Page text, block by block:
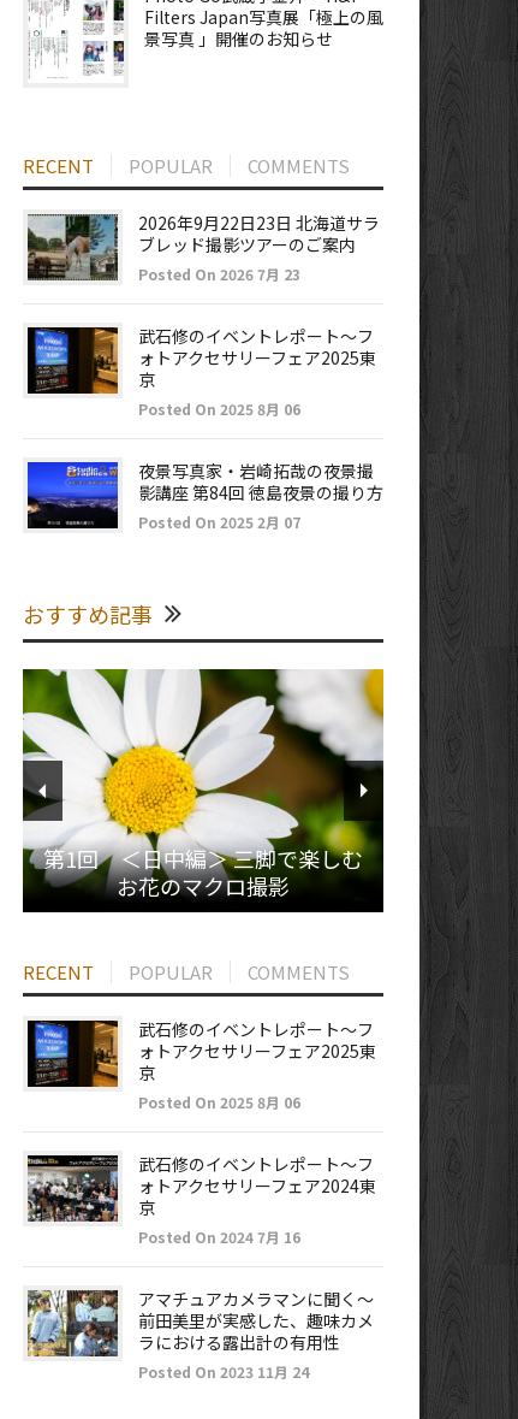
Filters Japan写真展「極上の風
景写真 」開催のお知らせ
RECENT POPULAR COMMENTS
2026年9月22日23日 北海道サラ
ブレッド撮影ツアーのご案内
Posted On 2026 7月 23
武石修のイベントレポート～フ
ォトアクセサリーフェア2025東
京
Posted On 2025 8月 06
夜景写真家・岩崎拓哉の夜景撮
影講座 第84回 徳島夜景の撮り方
Posted On 2025 2月 07
おすすめ記事
第1回 ＜日中編＞ 三脚で楽しむ
お花のマクロ撮影
RECENT POPULAR COMMENTS
武石修のイベントレポート～フ
ォトアクセサリーフェア2025東
京
Posted On 2025 8月 06
武石修のイベントレポート～フ
ォトアクセサリーフェア2024東
京
Posted On 2024 7月 16
アマチュアカメラマンに聞く～
前田美里が実感した、趣味カメ
ラにおける露出計の有用性
Posted On 2023 11月 24